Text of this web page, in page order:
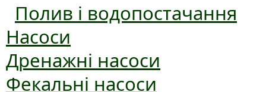
Полив і водопостачання
Насоси
Дренажні насоси
Фекальні насоси